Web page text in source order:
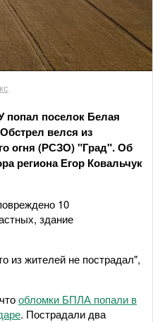
поселок Белая
велся из
огня (РСЗО) "Град". Об
региона Егор Ковальчук
10
здание
из жителей не пострадал",
обломки БПЛА попали в
. Пострадали два